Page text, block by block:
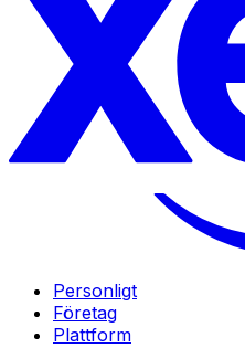
Personligt
Företag
Plattform